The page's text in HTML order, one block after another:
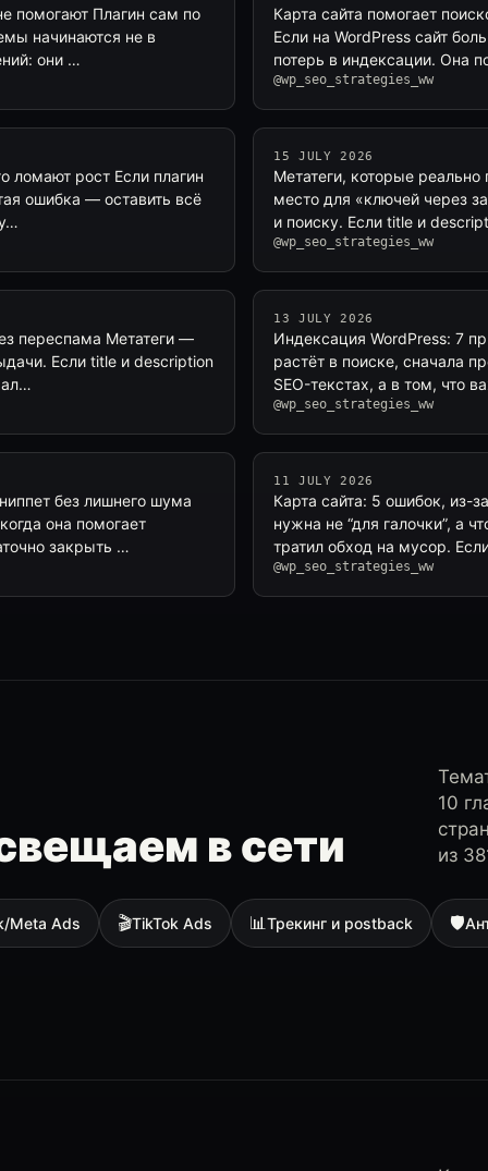
помогают Плагин сам по
начинаются не в
они …
Карта сайта помогает
Если на WordPress сайт
потерь в индексации. Она
@wp_seo_strategies_ww
ломают рост Если плагин
ошибка — оставить всё
15 JULY 2026
Метатеги, которые
место для «ключей через
и поиску. Если title и
@wp_seo_strategies_ww
переспама Метатеги —
Если title и description
13 JULY 2026
Индексация WordPress: 7
растёт в поиске, сначала
SEO-текстах, а в том, что
@wp_seo_strategies_ww
без лишнего шума
она помогает
закрыть …
11 JULY 2026
Карта сайта: 5 ошибок, из-
нужна не “для галочки”, а
тратил обход на мусор.
@wp_seo_strategies_ww
в сети
10
из
Meta Ads 🎬TikTok Ads 📊Трекинг и postback 🛡